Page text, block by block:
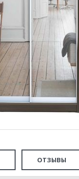
ОТЗЫВЫ